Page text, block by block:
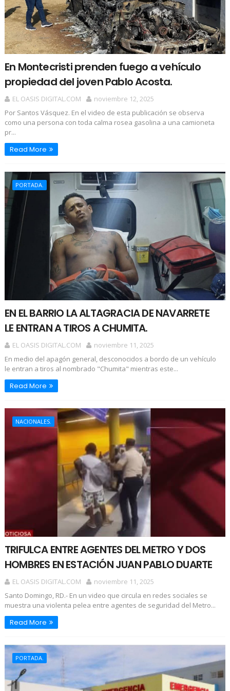
En Montecristi prenden fuego a vehículo
propiedad del joven Pablo Acosta.
EL OASIS DIGITAL.COM
noviembre 12, 2025
Por Santos Vásquez. En el video de esta publicación se observa
como una persona con toda calma rosea gasolina a una camioneta
pr...
Read More
PORTADA.
EN EL BARRIO LA ALTAGRACIA DE NAVARRETE
LE ENTRAN A TIROS A CHUMITA.
EL OASIS DIGITAL.COM
noviembre 11, 2025
En medio del apagón general, desconocidos a bordo de un vehículo
le entran a tiros al nombrado "Chumita" mientras este...
Read More
NACIONALES.
TRIFULCA ENTRE AGENTES DEL METRO Y DOS
HOMBRES EN ESTACIÓN JUAN PABLO DUARTE
EL OASIS DIGITAL.COM
noviembre 11, 2025
Santo Domingo, RD.- En un video que circula en redes sociales se
muestra una violenta pelea entre agentes de seguridad del Metro...
Read More
PORTADA.